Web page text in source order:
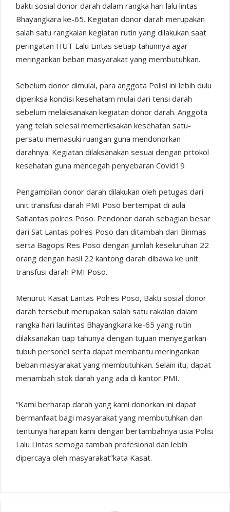
bakti sosial donor darah dalam rangka hari lalu lintas
Bhayangkara ke-65. Kegiatan donor darah merupakan
salah satu rangkaian kegiatan rutin yang dilakukan saat
peringatan HUT Lalu Lintas setiap tahunnya agar
meringankan beban masyarakat yang membutuhkan.
Sebelum donor dimulai, para anggota Polisi ini lebih dulu
diperiksa kondisi kesehatam mulai dari tensi darah
sebelum melaksanakan kegiatan donor darah. Anggota
yang telah selesai memeriksakan kesehatan satu-
persatu memasuki ruangan guna mendonorkan
darahnya. Kegiatan dilaksanakan sesuai dengan prtokol
kesehatan guna mencegah penyebaran Covid19
Pengambilan donor darah dilakukan oleh petugas dari
unit transfusi darah PMI Poso bertempat di aula
Satlantas polres Poso. Pendonor darah sebagian besar
dari Sat Lantas polres Poso dan ditambah dari Binmas
serta Bagops Res Poso dengan jumlah keseluruhan 22
orang dengan hasil 22 kantong darah dibawa ke unit
transfusi darah PMI Poso.
Menurut Kasat Lantas Polres Poso, Bakti sosial donor
darah tersebut merupakan salah satu rakaian dalam
rangka hari laulintas Bhayangkara ke-65 yang rutin
dilaksanakan tiap tahunya dengan tujuan menyegarkan
tubuh personel serta dapat membantu meringankan
beban masyarakat yang membutuhkan. Selain itu, dapat
menambah stok darah yang ada di kantor PMI.
“Kami berharap darah yang kami donorkan ini dapat
bermanfaat bagi masyarakat yang membutuhkan dan
tentunya harapan kami dengan bertambahnya usia Polisi
Lalu Lintas semoga tambah profesional dan lebih
dipercaya oleh masyarakat”kata Kasat.